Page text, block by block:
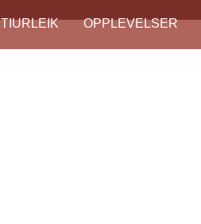
TIURLEIK OPPLEVELSER